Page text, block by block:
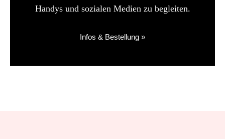
Handys und sozialen Medien zu begleiten.
Infos & Bestellung »